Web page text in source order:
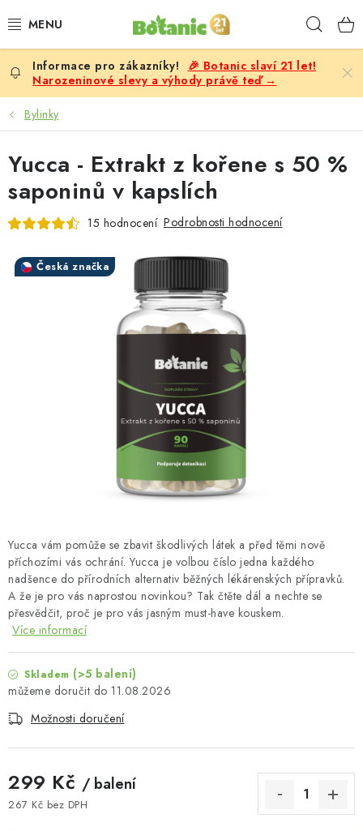
na
PREMIUM
DOPLŇKY STRAVY
CÍLE
POTRAVINY, NÁPOJE
BESTSELLERY
Recenze
Věrnostní program
🎉 Botanic slaví 21 let!
Narozeninové slevy a výhody právě teď →
Bylinky
Yucca vám pomůže se zbavit škodlivých látek a před těmi nově
příchozími vás ochrání. Yucca je volbou číslo jedna každého
nadšence do přírodních alternativ běžných lékárenských přípravků.
A že je pro vás naprostou novinkou? Tak čtěte dál a nechte se
přesvědčit, proč je pro vás jasným must-have kouskem.
Více informací
Skladem (>5 balení)
11.08.2026
Možnosti doručení
299 Kč / balení
267 Kč bez DPH
Yucca - Extrakt z kořene s 50 %
saponinů v kapslích
15 hodnocení Podrobnosti hodnocení
Česká značka